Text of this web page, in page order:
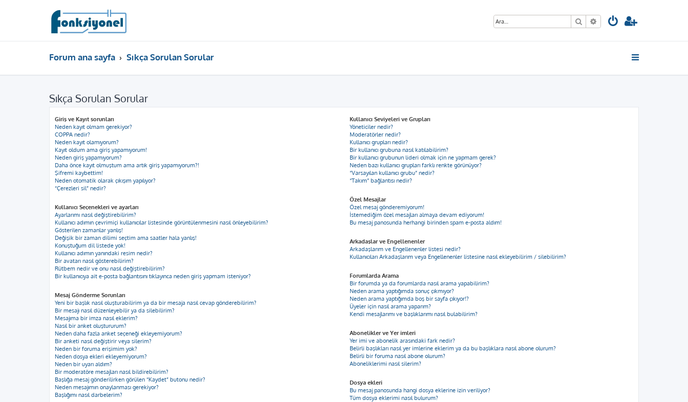
Ara Gelişmiş arama
Forum ana sayfa Sıkça Sorulan Sorular
Sıkça Sorulan Sorular
Giriş ve Kayıt sorunları
Neden kayıt olmam gerekiyor?
COPPA nedir?
Neden kayıt olamıyorum?
Kayıt oldum ama giriş yapamıyorum!
Neden giriş yapamıyorum?
Daha önce kayıt olmuştum ama artık giriş yapamıyorum?!
Şifremi kaybettim!
Neden otomatik olarak çıkışım yapılıyor?
“Çerezleri sil” nedir?
Kullanıcı Seçenekleri ve ayarları
Ayarlarımı nasıl değiştirebilirim?
Kullanıcı adımın çevrimiçi kullanıcılar listesinde görüntülenmesini nasıl önleyebilirim?
Gösterilen zamanlar yanlış!
Değişik bir zaman dilimi seçtim ama saatler hala yanlış!
Konuştuğum dil listede yok!
Kullanıcı adımın yanındaki resim nedir?
Bir avatarı nasıl gösterebilirim?
Rütbem nedir ve onu nasıl değiştirebilirim?
Bir kullanıcıya ait e-posta bağlantısını tıklayınca neden giriş yapmam isteniyor?
Mesaj Gönderme Sorunları
Yeni bir başlık nasıl oluşturabilirim ya da bir mesaja nasıl cevap gönderebilirim?
Bir mesajı nasıl düzenleyebilir ya da silebilirim?
Mesajıma bir imza nasıl eklerim?
Nasıl bir anket oluştururum?
Neden daha fazla anket seçeneği ekleyemiyorum?
Bir anketi nasıl değiştirir veya silerim?
Neden bir foruma erişimim yok?
Neden dosya ekleri ekleyemiyorum?
Neden bir uyarı aldım?
Bir moderatöre mesajları nasıl bildirebilirim?
Başlığa mesaj gönderilirken görülen “Kaydet” butonu nedir?
Neden mesajımın onaylanması gerekiyor?
Başlığımı nasıl darbelerim?
Kullanıcı Seviyeleri ve Grupları
Yöneticiler nedir?
Moderatörler nedir?
Kullanıcı grupları nedir?
Bir kullanıcı grubuna nasıl katılabilirim?
Bir kullanıcı grubunun lideri olmak için ne yapmam gerek?
Neden bazı kullanıcı grupları farklı renkte görünüyor?
“Varsayılan kullanıcı grubu” nedir?
“Takım” bağlantısı nedir?
Özel Mesajlar
Özel mesaj gönderemiyorum!
İstemediğim özel mesajları almaya devam ediyorum!
Bu mesaj panosunda herhangi birinden spam e-posta aldım!
Arkadaşlar ve Engellenenler
Arkadaşlarım ve Engellenenler listesi nedir?
Kullanıcıları Arkadaşlarım veya Engellenenler listesine nasıl ekleyebilirim / silebilirim?
Forumlarda Arama
Bir forumda ya da forumlarda nasıl arama yapabilirim?
Neden arama yaptığımda sonuç çıkmıyor?
Neden arama yaptığımda boş bir sayfa çıkıyor!?
Üyeler için nasıl arama yaparım?
Kendi mesajlarımı ve başlıklarımı nasıl bulabilirim?
Abonelikler ve Yer imleri
Yer imi ve abonelik arasındaki fark nedir?
Belirli başlıkları nasıl yer imlerine eklerim ya da bu başlıklara nasıl abone olurum?
Belirli bir foruma nasıl abone olurum?
Aboneliklerimi nasıl silerim?
Dosya ekleri
Bu mesaj panosunda hangi dosya eklerine izin veriliyor?
Tüm dosya eklerimi nasıl bulurum?